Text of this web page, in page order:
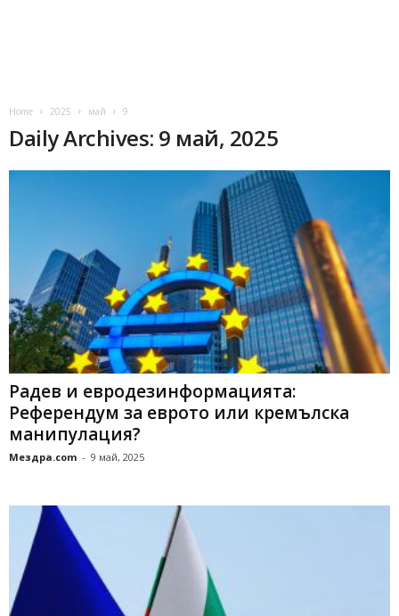
Home 2025 май 9
Daily Archives: 9 май, 2025
Радев и евродезинформацията:
Референдум за еврото или кремълска
манипулация?
Мездра.com - 9 май, 2025